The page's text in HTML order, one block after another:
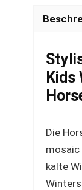
Kids
Die
kalte